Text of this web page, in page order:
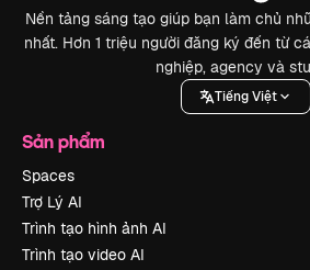
Nền tảng sáng tạo giúp bạn làm chủ
nhất. Hơn 1 triệu người đăng ký đến từ
nghiệp, agency và
Tiếng Việt
Sản phẩm
Spaces
Trợ Lý AI
Trình tạo hình ảnh AI
Trình tạo video AI